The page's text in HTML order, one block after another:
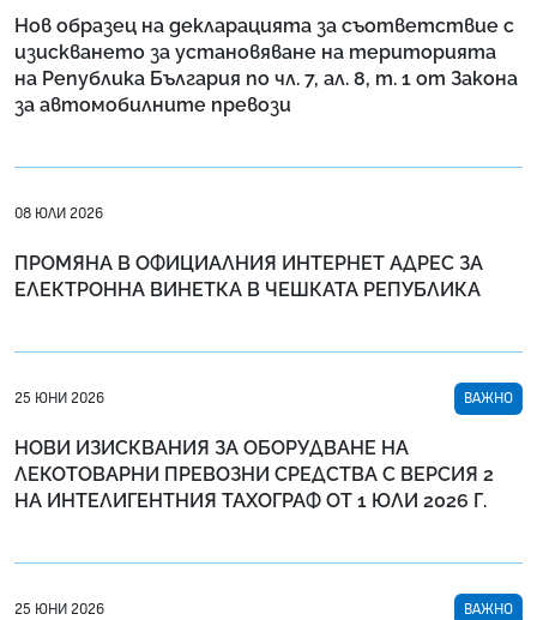
Нов образец на декларацията за съответствие с
изискването за установяване на територията
на Република България по чл. 7, ал. 8, т. 1 от Закона
за автомобилните превози
08 ЮЛИ 2026
ПРОМЯНА В ОФИЦИАЛНИЯ ИНТЕРНЕТ АДРЕС ЗА
ЕЛЕКТРОННА ВИНЕТКА В ЧЕШКАТА РЕПУБЛИКА
25 ЮНИ 2026 ВАЖНО
НОВИ ИЗИСКВАНИЯ ЗА ОБОРУДВАНЕ НА
ЛЕКОТОВАРНИ ПРЕВОЗНИ СРЕДСТВА С ВЕРСИЯ 2
НА ИНТЕЛИГЕНТНИЯ ТАХОГРАФ ОТ 1 ЮЛИ 2026 Г.
25 ЮНИ 2026 ВАЖНО